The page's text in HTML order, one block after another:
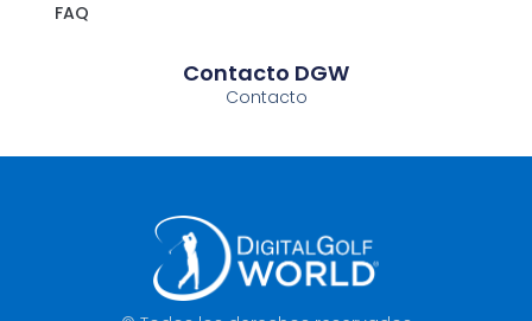
FAQ
Contacto DGW
Contacto